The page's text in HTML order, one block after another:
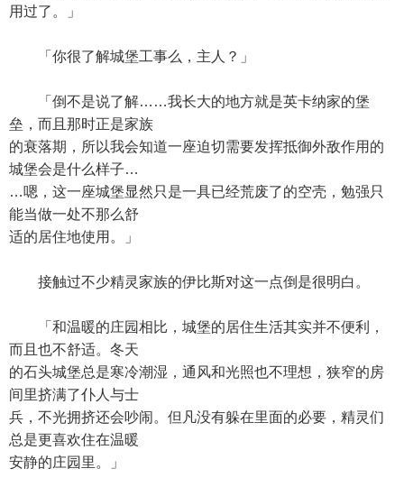
用过了。」
「你很了解城堡工事么，主人？」
「倒不是说了解……我长大的地方就是英卡纳家的堡
垒，而且那时正是家族
的衰落期，所以我会知道一座迫切需要发挥抵御外敌作用的
城堡会是什么样子…
…嗯，这一座城堡显然只是一具已经荒废了的空壳，勉强只
能当做一处不那么舒
适的居住地使用。」
接触过不少精灵家族的伊比斯对这一点倒是很明白。
「和温暖的庄园相比，城堡的居住生活其实并不便利，
而且也不舒适。冬天
的石头城堡总是寒冷潮湿，通风和光照也不理想，狭窄的房
间里挤满了仆人与士
兵，不光拥挤还会吵闹。但凡没有躲在里面的必要，精灵们
总是更喜欢住在温暖
安静的庄园里。」